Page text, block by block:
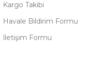
Kargo Takibi
Havale Bildirim Formu
İletişim Formu